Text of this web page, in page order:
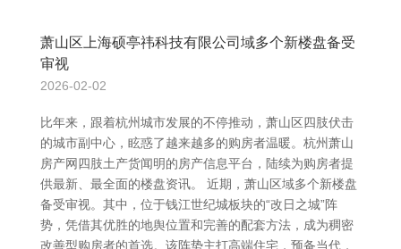
萧山区上海硕亭祎科技有限公司域多个新楼盘备受
审视
2026-02-02
比年来，跟着杭州城市发展的不停推动，萧山区四肢伏击
的城市副中心，眩惑了越来越多的购房者温暖。杭州萧山
房产网四肢土产货闻明的房产信息平台，陆续为购房者提
供最新、最全面的楼盘资讯。 近期，萧山区域多个新楼盘
备受审视。其中，位于钱江世纪城板块的“改日之城”阵
势，凭借其优胜的地舆位置和完善的配套方法，成为稠密
改善型购房者的首选。该阵势主打高端住宅，预备当代，